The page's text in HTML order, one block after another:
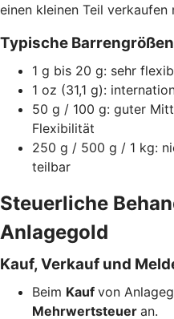
einen kleinen Teil verkaufen
Typische
1 g bis 20 g: sehr
1 oz (31,1 g):
50 g / 100 g: guter
Flexibilität
250 g / 500 g / 1 kg:
teilbar
Steuerliche
Anlagegold
Kauf, Verkauf und
Beim Kauf von
Mehrwertsteuer an.